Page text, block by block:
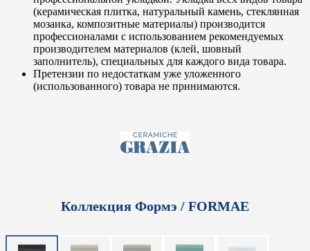
(керамическая плитка, натуральный камень, стеклянная
мозаика, композитные материалы) производится
профессионалами с использованием рекомендуемых
производителем материалов (клей, шовный
заполнитель), специальных для каждого вида товара.
Претензии по недостаткам уже уложенного
(использованного) товара не принимаются.
Коллекция Формэ / FORMAE